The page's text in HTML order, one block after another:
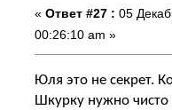
« Ответ #27 : 05
00:26:10 am »
Юля это не секрет.
Шкурку нужно чисто